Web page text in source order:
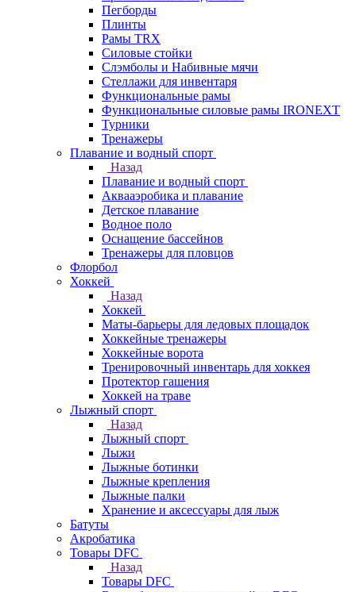
Пегборды
Плинты
Рамы TRX
Силовые стойки
Слэмболы и Набивные мячи
Стеллажи для инвентаря
Функциональные рамы
Функциональные силовые рамы IRONEXT
Турники
Тренажеры
Плавание и водный спорт
Назад
Плавание и водный спорт
Аквааэробика и плавание
Детское плавание
Водное поло
Оснащение бассейнов
Тренажеры для пловцов
Флорбол
Хоккей
Назад
Хоккей
Маты-барьеры для ледовых площадок
Хоккейные тренажеры
Хоккейные ворота
Тренировочный инвентарь для хоккея
Протектор гашения
Хоккей на траве
Лыжный спорт
Назад
Лыжный спорт
Лыжи
Лыжные ботинки
Лыжные крепления
Лыжные палки
Хранение и аксессуары для лыж
Батуты
Акробатика
Товары DFC
Назад
Товары DFC